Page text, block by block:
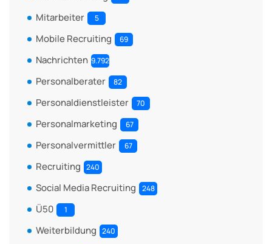
Mitarbeiter 5
Mobile Recruiting 69
Nachrichten 9.792
Personalberater 82
Personaldienstleister 70
Personalmarketing 67
Personalvermittler 67
Recruiting 240
Social Media Recruiting 248
Ü50 1
Weiterbildung 240